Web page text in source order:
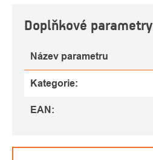
Doplňkové parametry
Název parametru
Kategorie:
EAN :